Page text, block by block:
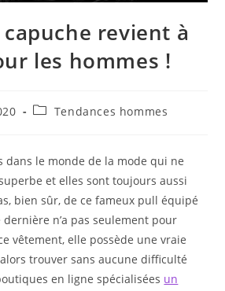
revient à
les hommes !
PostTendances hommes
dans le monde de la mode qui ne
et elles sont toujours aussi
bien sûr, de ce fameux pull équipé
dernière n’a pas seulement pour
vêtement, elle possède une vraie
trouver sans aucune difficulté
en ligne spécialisées un